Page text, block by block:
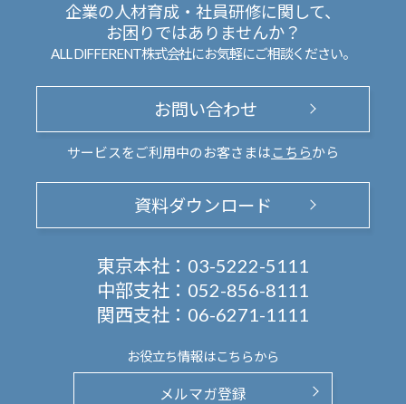
企業の人材育成・社員研修に関して、
お困りではありませんか？
ALL DIFFERENT株式会社にお気軽にご相談ください。
お問い合わせ
サービスをご利用中のお客さまは こちらから
資料ダウンロード
東京本社： 03-5222-5111
中部支社： 052-856-8111
関西支社： 06-6271-1111
お役立ち情報はこちらから
メルマガ登録